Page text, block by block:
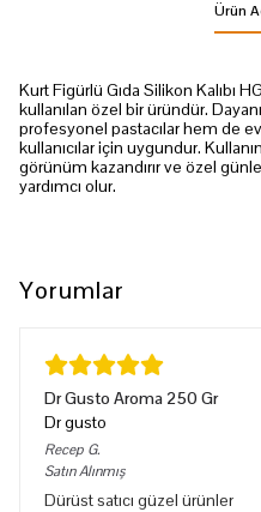
Ürün
Kurt Figürlü Gıda Silikon Kalıbı
kullanılan özel bir üründür.
profesyonel pastacılar hem de
kullanıcılar için uygundur.
görünüm kazandırır ve özel
yardımcı olur.
Yorumlar
Dr Gusto Aroma 250 Gr
Dr gusto
Recep G.
Satın Alınmış
Dürüst satıcı güzel ürünler